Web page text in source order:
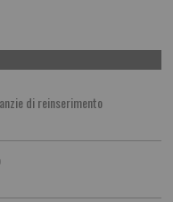
di reinserimento